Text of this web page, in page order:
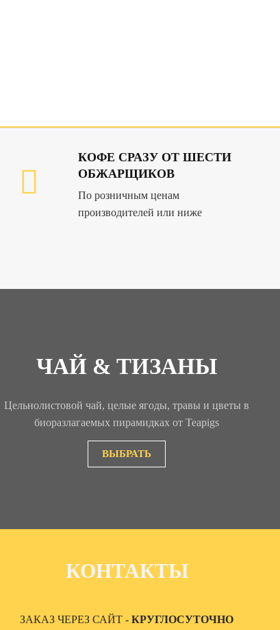
КОФЕ СРАЗУ ОТ ШЕСТИ
ОБЖАРЩИКОВ
По розничным ценам
производителей или ниже
ЧАЙ & ТИЗАНЫ
Цельнолистовой чай, целые ягоды, травы и цветы в
биоразлагаемых пирамидках от Teapigs
ВЫБРАТЬ
КОНТАКТЫ
ЗАКАЗ ЧЕРЕЗ САЙТ - КРУГЛОСУТОЧНО